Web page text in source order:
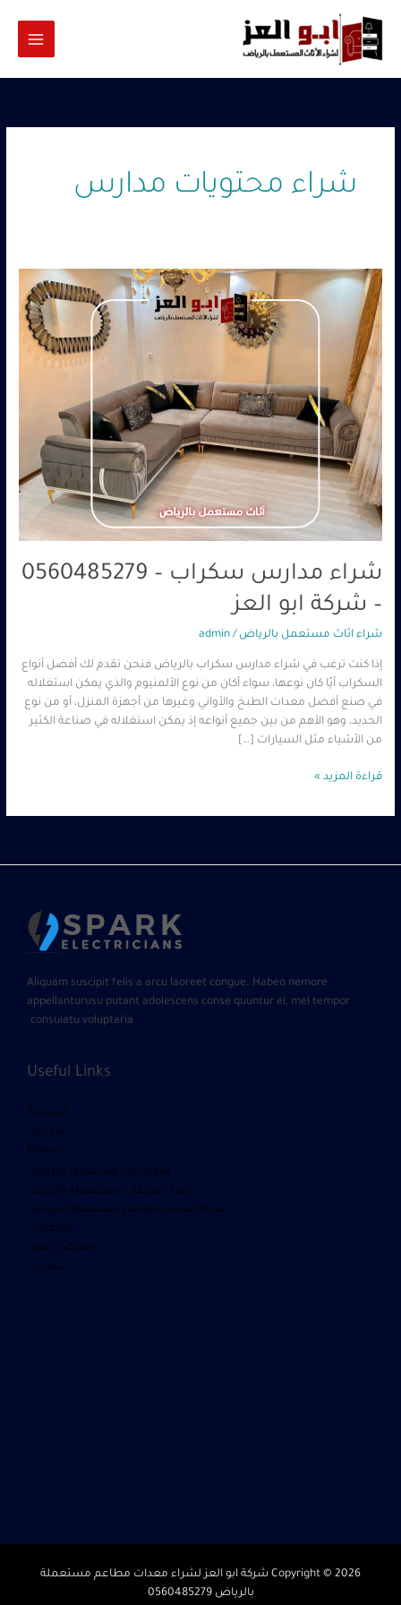
المحتوى
شراء محتويات مدارس
شراء مدارس سكراب – 0560485279
– شركة ابو العز
شراء اثاث مستعمل بالرياض /
admin
إذا كنت ترغب في شراء مدارس سكراب بالرياض فنحن نقدم لك أفضل أنواع
السكراب أيًا كان نوعها، سواء أكان من نوع الألمنيوم والذي يمكن استغلاله
في صنع أفضل معدات الطبخ والأواني وغيرها من أجهزة المنزل، أو من نوع
الحديد، وهو الأهم من بين جميع أنواعه إذ يمكن استغلاله في صناعة الكثير
من الأشياء مثل السيارات […]
شراء
مدارس
سكراب
0560485279
–
شركة
العز
قراءة المزيد »
Aliquam suscipit felis a arcu laoreet congue. Habeo nemore
appellanturusu putant adolescens conse quuntur ei, mel tempor
consulatu voluptaria.
Useful Links
الرئيسية
من نحن
خدماتنا
شراء أثاث مستعمل بالرياض
شراء مكيفات مستعمله بالرياض
شراء معدات مطاعم مستعملة بالرياض
المقالات
معرض الصور
اتصل بنا
Copyright © 2026 شركة ابو العز لشراء معدات مطاعم مستعملة
بالرياض 0560485279